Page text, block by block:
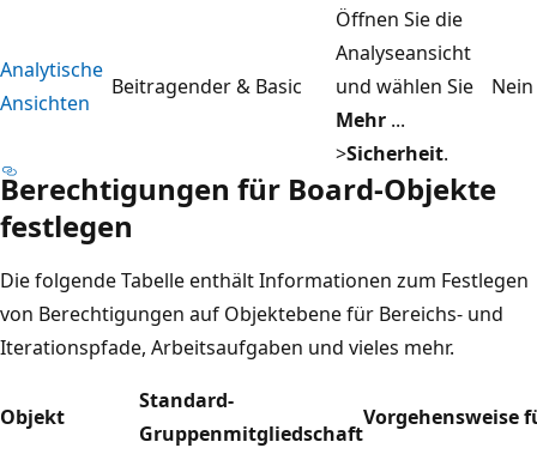
Analytische
Ansichten
Beitragender & Basic
Öffnen Sie die
Analyseansicht
und wählen Sie
Mehr ...
>Sicherheit.
Nein
Berechtigungen für Board-Objekte
festlegen
Die folgende Tabelle enthält Informationen zum Festlegen
von Berechtigungen auf Objektebene für Bereichs- und
Iterationspfade, Arbeitsaufgaben und vieles mehr.
Objekt
Standard-
Gruppenmitgliedschaft
Vorgehensweise